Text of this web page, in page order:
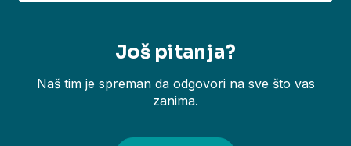
Još pitanja?
Naš tim je spreman da odgovori na sve što vas
zanima.